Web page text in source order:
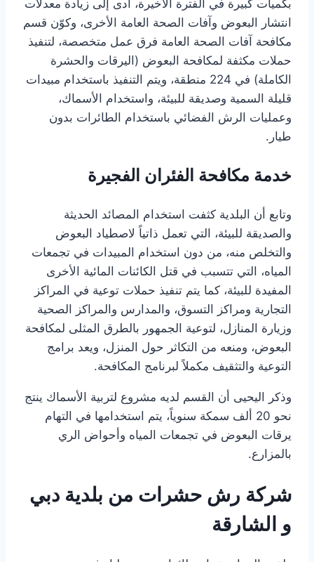
بكميات كبيرة في الفترة الأخيرة، أدى إلى زيادة معدلات
انتشار البعوض وآفات الصحة العامة الأخرى، وكوّن قسم
مكافحة آفات الصحة العامة فرق عمل متخصصة، لتنفيذ
حملات مكثفة لمكافحة البعوض (اليرقات والحشرة
الكاملة) في 224 منطقة، ويتم التنفيذ باستخدام مبيدات
قليلة السمية وصديقة للبيئة، واستخدام الأسماك،
وعمليات الرش الفضائي باستخدام الطائرات بدون
طيار.
خدمة مكافحة الفئران الفجيرة
وتابع أن البلدية كثفت استخدام المصائد الحديثة
والصديقة للبيئة، التي تعمل ذاتياً لاصطياد البعوض
والتخلص منه، من دون استخدام المبيدات في تجمعات
المياه، التي تتسبب في قتل الكائنات المائية الأخرى
المفيدة للبيئة، كما يتم تنفيذ حملات توعية في المراكز
التجارية ومراكز التسوق، والمدارس والمراكز الصحية
وزيارة المنازل، لتوعية الجمهور بالطرق المثلى لمكافحة
البعوض، ومنعه من التكاثر حول المنزل، ويعد برامج
التوعية والتثقيف مكملاً لبرنامج المكافحة.
وذكر اليحيى أن القسم لديه مشروع لتربية الأسماك ينتج
نحو 20 ألف سمكة سنوياً، يتم استخدامها في التهام
يرقات البعوض في تجمعات المياه وأحواض الري
بالمزارع.
شركة رش حشرات من بلدية دبي
و الشارقة